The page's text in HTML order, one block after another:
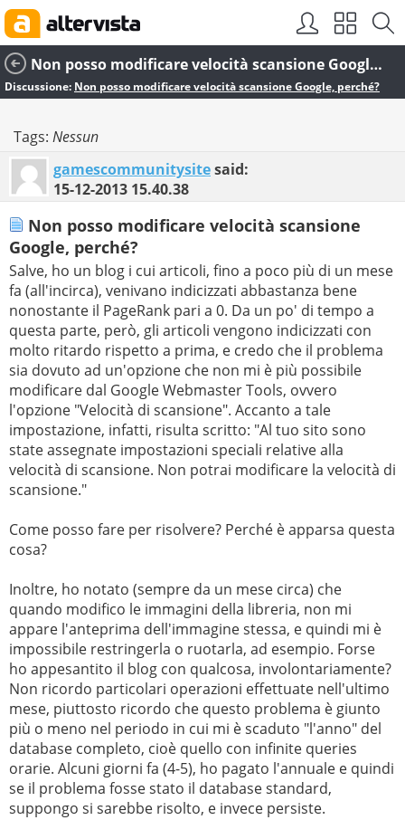
Non posso modificare velocità scansione Google, perché?
Discussione: Non posso modificare velocità scansione Google, perché?
Tags: Nessun
gamescommunitysitesaid:
15-12-2013 15.40.38
Non posso modificare velocità scansione
Google, perché?
Salve, ho un blog i cui articoli, fino a poco più di un mese
fa (all'incirca), venivano indicizzati abbastanza bene
nonostante il PageRank pari a 0. Da un po' di tempo a
questa parte, però, gli articoli vengono indicizzati con
molto ritardo rispetto a prima, e credo che il problema
sia dovuto ad un'opzione che non mi è più possibile
modificare dal Google Webmaster Tools, ovvero
l'opzione "Velocità di scansione". Accanto a tale
impostazione, infatti, risulta scritto: "Al tuo sito sono
state assegnate impostazioni speciali relative alla
velocità di scansione. Non potrai modificare la velocità di
scansione."
Come posso fare per risolvere? Perché è apparsa questa
cosa?
Inoltre, ho notato (sempre da un mese circa) che
quando modifico le immagini della libreria, non mi
appare l'anteprima dell'immagine stessa, e quindi mi è
impossibile restringerla o ruotarla, ad esempio. Forse
ho appesantito il blog con qualcosa, involontariamente?
Non ricordo particolari operazioni effettuate nell'ultimo
mese, piuttosto ricordo che questo problema è giunto
più o meno nel periodo in cui mi è scaduto "l'anno" del
database completo, cioè quello con infinite queries
orarie. Alcuni giorni fa (4-5), ho pagato l'annuale e quindi
se il problema fosse stato il database standard,
suppongo si sarebbe risolto, e invece persiste.